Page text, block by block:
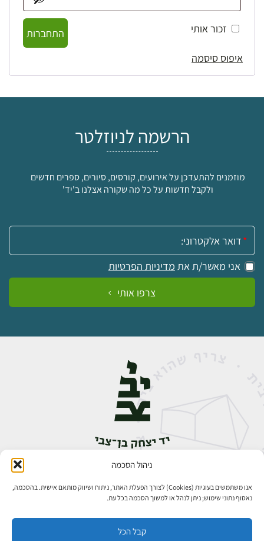
ניהול הסכמה
אנו משתמשים בעוגיות (Cookies) לצורך הפעלת האתר, ניתוח ושיווק מותאם אישית. בהסכמה,
נאסוף נתוני שימוש; ניתן לנהל או למשוך הסכמה בכל עת.
קבל הכל
זכור אותי
התחברות
איפוס סיסמה
הרשמה לניוזלטר
מוזמנים להתעדכן על אירועים, קורסים, סיורים, ספרים חדשים
ולקבל חדשות על כל מה שקורה אצלנו ב'יד'
אימייל:
אני מאשר/ת את מדיניות הפרטיות
צרפו אותי
אבן גבירול 14, רחביה, ירושלים